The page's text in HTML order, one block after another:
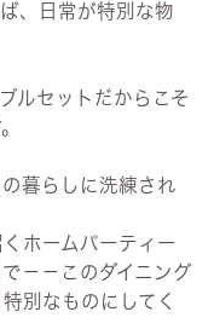
、日常が特別な物
ルセットだからこそ
暮らしに洗練され
ホームパーティー
－－このダイニング
別なものにしてく